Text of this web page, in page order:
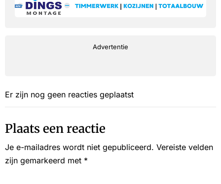
Advertentie
Er zijn nog geen reacties geplaatst
Plaats een reactie
Je e-mailadres wordt niet gepubliceerd. Vereiste velden
zijn gemarkeerd met *